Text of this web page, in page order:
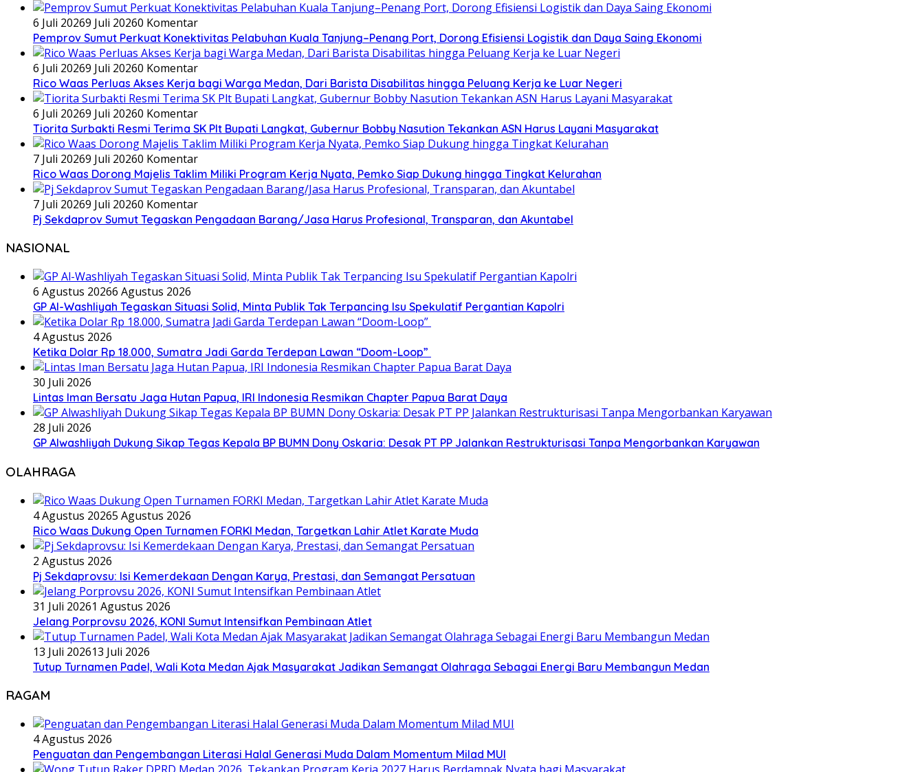
6 Juli 20269 Juli 20260 Komentar
Pemprov Sumut Perkuat Konektivitas Pelabuhan Kuala Tanjung–Penang Port, Dorong Efisiensi Logistik dan Daya Saing Ekonomi
6 Juli 20269 Juli 20260 Komentar
Rico Waas Perluas Akses Kerja bagi Warga Medan, Dari Barista Disabilitas hingga Peluang Kerja ke Luar Negeri
6 Juli 20269 Juli 20260 Komentar
Tiorita Surbakti Resmi Terima SK Plt Bupati Langkat, Gubernur Bobby Nasution Tekankan ASN Harus Layani Masyarakat
7 Juli 20269 Juli 20260 Komentar
Rico Waas Dorong Majelis Taklim Miliki Program Kerja Nyata, Pemko Siap Dukung hingga Tingkat Kelurahan
7 Juli 20269 Juli 20260 Komentar
Pj Sekdaprov Sumut Tegaskan Pengadaan Barang/Jasa Harus Profesional, Transparan, dan Akuntabel
NASIONAL
6 Agustus 20266 Agustus 2026
GP Al-Washliyah Tegaskan Situasi Solid, Minta Publik Tak Terpancing Isu Spekulatif Pergantian Kapolri
4 Agustus 2026
Ketika Dolar Rp 18.000, Sumatra Jadi Garda Terdepan Lawan “Doom-Loop”
30 Juli 2026
Lintas Iman Bersatu Jaga Hutan Papua, IRI Indonesia Resmikan Chapter Papua Barat Daya
28 Juli 2026
GP Alwashliyah Dukung Sikap Tegas Kepala BP BUMN Dony Oskaria: Desak PT PP Jalankan Restrukturisasi Tanpa Mengorbankan Karyawan
OLAHRAGA
4 Agustus 20265 Agustus 2026
Rico Waas Dukung Open Turnamen FORKI Medan, Targetkan Lahir Atlet Karate Muda
2 Agustus 2026
Pj Sekdaprovsu: Isi Kemerdekaan Dengan Karya, Prestasi, dan Semangat Persatuan
31 Juli 20261 Agustus 2026
Jelang Porprovsu 2026, KONI Sumut Intensifkan Pembinaan Atlet
13 Juli 202613 Juli 2026
Tutup Turnamen Padel, Wali Kota Medan Ajak Masyarakat Jadikan Semangat Olahraga Sebagai Energi Baru Membangun Medan
RAGAM
4 Agustus 2026
Penguatan dan Pengembangan Literasi Halal Generasi Muda Dalam Momentum Milad MUI